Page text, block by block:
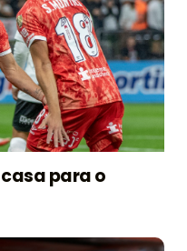
para o